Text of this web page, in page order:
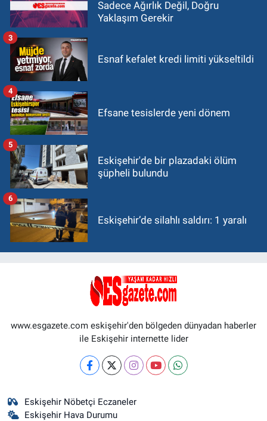
Sadece Ağırlık Değil, Doğru
Yaklaşım Gerekir
Esnaf kefalet kredi limiti yükseltildi
3
Efsane tesislerde yeni dönem
4
Eskişehir'de bir plazadaki ölüm
şüpheli bulundu
5
Eskişehir’de silahlı saldırı: 1 yaralı
6
www.esgazete.com eskişehir'den bölgeden dünyadan haberler
ile Eskişehir internette lider
Eskişehir Nöbetçi Eczaneler
Eskişehir Hava Durumu